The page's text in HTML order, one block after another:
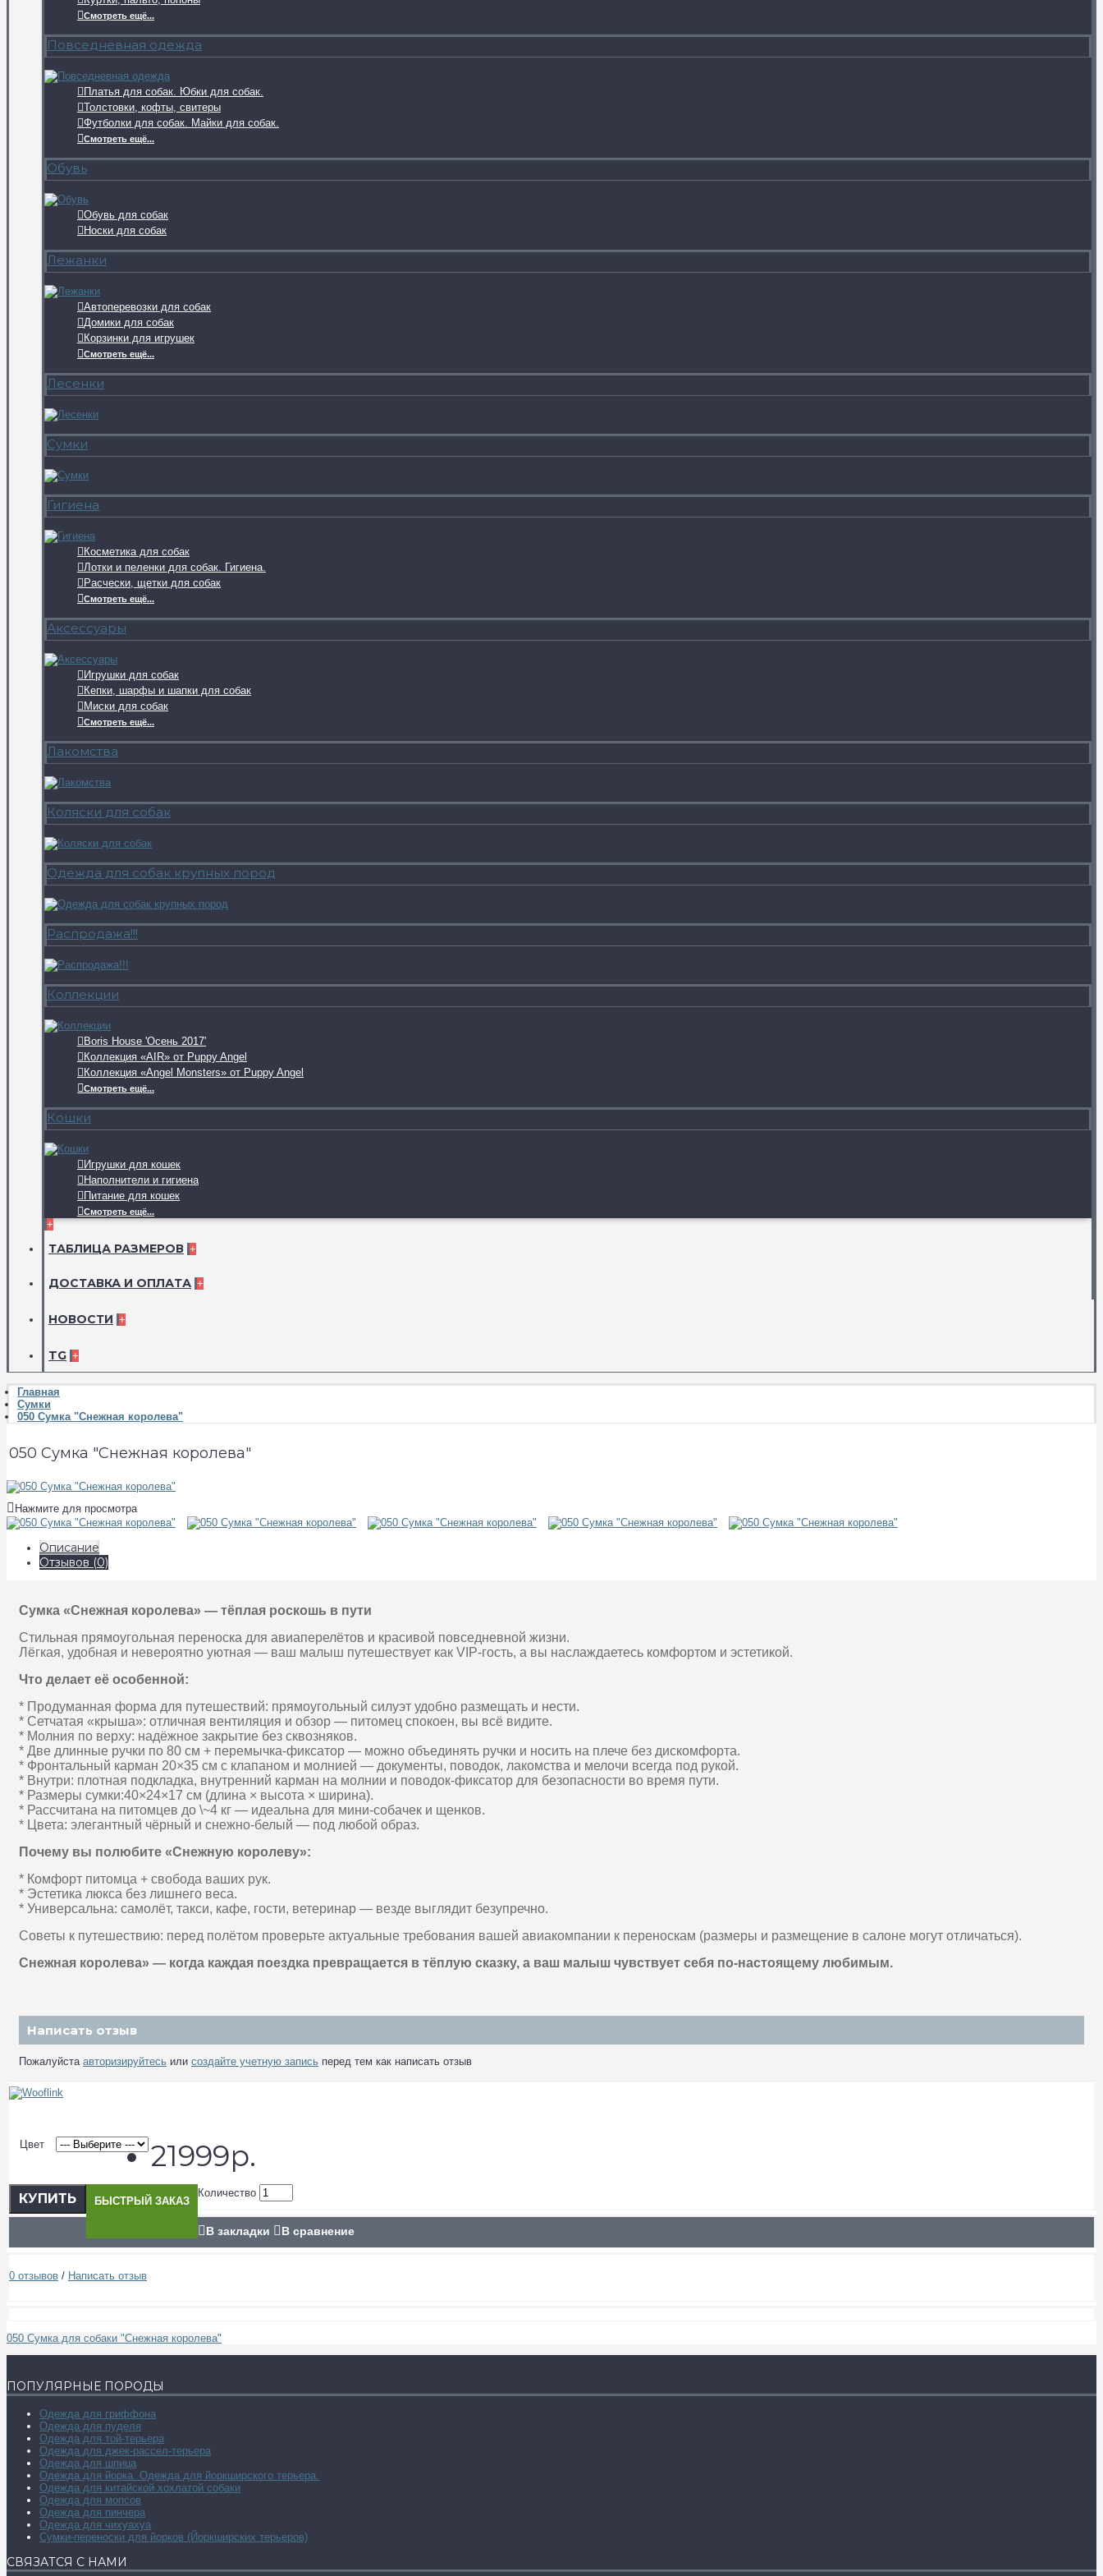
Смотреть ещё...
Повседневная одежда
Платья для собак. Юбки для собак.
Толстовки, кофты, свитеры
Футболки для собак. Майки для собак.
Смотреть ещё...
Обувь
Обувь для собак
Носки для собак
Лежанки
Автоперевозки для собак
Домики для собак
Корзинки для игрушек
Смотреть ещё...
Лесенки
Сумки
Гигиена
Косметика для собак
Лотки и пеленки для собак. Гигиена.
Расчески, щетки для собак
Смотреть ещё...
Аксессуары
Игрушки для собак
Кепки, шарфы и шапки для собак
Миски для собак
Смотреть ещё...
Лакомства
Коляски для собак
Одежда для собак крупных пород
Распродажа!!!
Коллекции
Boris House 'Осень 2017'
Коллекция «AIR» от Puppy Angel
Коллекция «Angel Monsters» от Puppy Angel
Смотреть ещё...
Кошки
Игрушки для кошек
Наполнители и гигиена
Питание для кошек
Смотреть ещё...
+
ТАБЛИЦА РАЗМЕРОВ +
ДОСТАВКА И ОПЛАТА +
НОВОСТИ +
TG +
Главная
Сумки
050 Сумка "Снежная королева"
050 Сумка "Снежная королева"
Нажмите для просмотра
Описание
Отзывов (0)
Сумка «Снежная королева» — тёплая роскошь в пути
Стильная прямоугольная переноска для авиаперелётов и красивой повседневной жизни.
Лёгкая, удобная и невероятно уютная — ваш малыш путешествует как VIP-гость, а вы наслаждаетесь комфортом и эстетикой.
Что делает её особенной:
* Продуманная форма для путешествий: прямоугольный силуэт удобно размещать и нести.
* Сетчатая «крыша»: отличная вентиляция и обзор — питомец спокоен, вы всё видите.
* Молния по верху: надёжное закрытие без сквозняков.
* Две длинные ручки по 80 см + перемычка-фиксатор — можно объединять ручки и носить на плече без дискомфорта.
* Фронтальный карман 20×35 см с клапаном и молнией — документы, поводок, лакомства и мелочи всегда под рукой.
* Внутри: плотная подкладка, внутренний карман на молнии и поводок-фиксатор для безопасности во время пути.
* Размеры сумки:40×24×17 см (длина × высота × ширина).
* Рассчитана на питомцев до \~4 кг — идеальна для мини-собачек и щенков.
* Цвета: элегантный чёрный и снежно-белый — под любой образ.
Почему вы полюбите «Снежную королеву»:
* Комфорт питомца + свобода ваших рук.
* Эстетика люкса без лишнего веса.
* Универсальна: самолёт, такси, кафе, гости, ветеринар — везде выглядит безупречно.
Советы к путешествию: перед полётом проверьте актуальные требования вашей авиакомпании к переноскам (размеры и размещение в салоне могут отличаться).
Снежная королева» — когда каждая поездка превращается в тёплую сказку, а ваш малыш чувствует себя по-настоящему любимым.
Написать отзыв
Пожалуйста авторизируйтесь или создайте учетную запись перед тем как написать отзыв
Цвет 21999р.
Количество
КУПИТЬ БЫСТРЫЙ ЗАКАЗ
В закладки В сравнение
0 отзывов / Написать отзыв
050 Сумка для собаки "Снежная королева"
ПОПУЛЯРНЫЕ ПОРОДЫ
Одежда для гриффона
Одежда для пуделя
Одежда для той-терьера
Одежда для джек-рассел-терьера
Одежда для шпица
Одежда для йорка. Одежда для йоркширского терьера.
Одежда для китайской хохлатой собаки
Одежда для мопсов
Одежда для пинчера
Одежда для чихуахуа
Сумки-переноски для йорков (Йоркширских терьеров)
СВЯЗАТСЯ С НАМИ